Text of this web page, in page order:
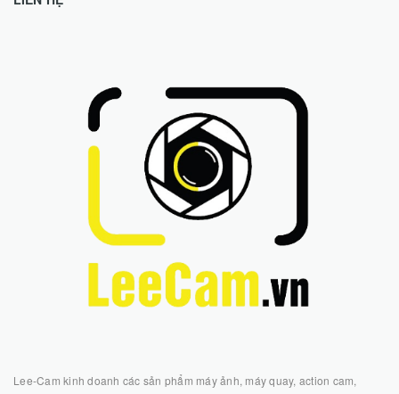
Lee-Cam kinh doanh các sản phẩm máy ảnh, máy quay, action cam,